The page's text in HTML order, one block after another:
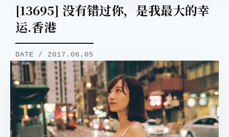
[13695] 没有错过你，是我最大的幸
运.香港
DATE / 2017.06.05